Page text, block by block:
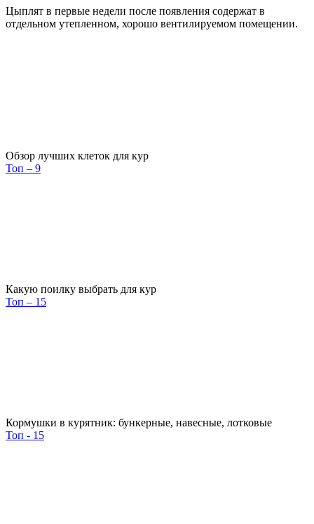
Цыплят в первые недели после появления содержат в
отдельном утепленном, хорошо вентилируемом помещении.
Обзор лучших клеток для кур
Топ – 9
Какую поилку выбрать для кур
Топ – 15
Кормушки в курятник: бункерные, навесные, лотковые
Топ - 15